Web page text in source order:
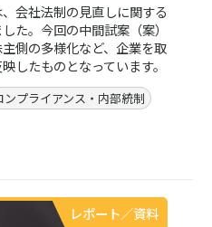
会社法制の見直しに関する
た。今回の中間試案（案）
側の多様化など、企業を取
したものとなっています。
ンプライアンス・内部統制
レポート／資料